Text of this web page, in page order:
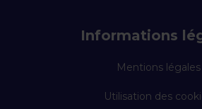
Informations
Mentions légales
Utilisation des